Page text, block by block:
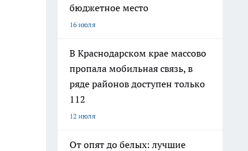
бюджетное место
16 июля
В Краснодарском крае массово
пропала мобильная связь, в
ряде районов доступен только
112
12 июля
От опят до белых: лучшие